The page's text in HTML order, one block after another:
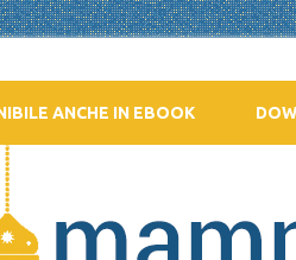
ANCHE IN EBOOK